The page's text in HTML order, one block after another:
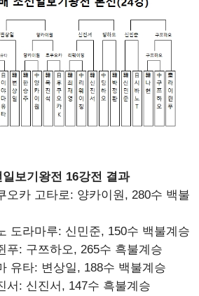
보기왕전 16강전 결과
오카 고타로: 양카이원, 280수 백불
도라마루: 신민준, 150수 백불계승
푸: 구쯔하오, 265수 흑불계승
유타: 변상일, 188수 백불계승
서: 신진서, 147수 흑불계승